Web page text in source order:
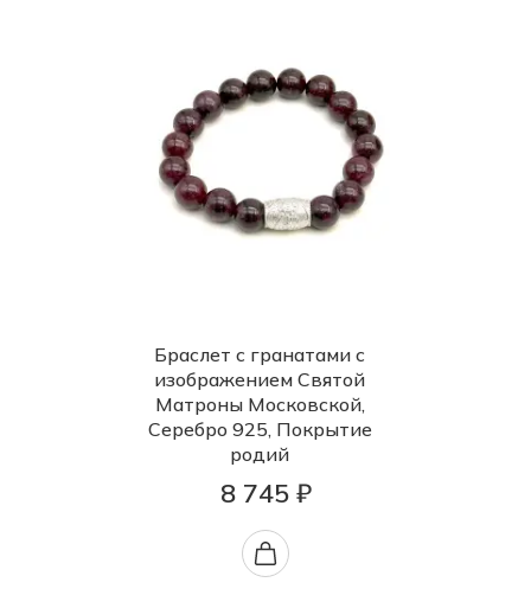
Браслет с гранатами с
изображением Святой
Матроны Московской,
Серебро 925, Покрытие
родий
8 745 ₽